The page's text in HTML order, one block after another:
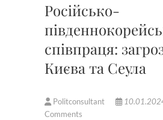
Російсько-
співпраця:
Києва та Сеула
Politconsultant
Comments